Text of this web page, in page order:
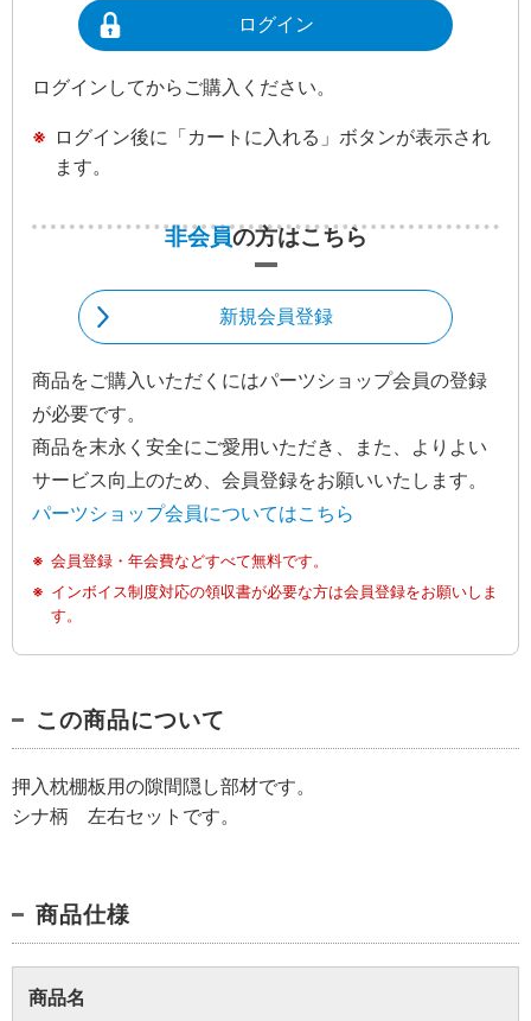
ログイン
ログインしてからご購入ください。
ログイン後に「カートに入れる」ボタンが表示され
ます。
非会員の方はこちら
新規会員登録
商品をご購入いただくにはパーツショップ会員の登録
が必要です。
商品を末永く安全にご愛用いただき、また、よりよい
サービス向上のため、会員登録をお願いいたします。
パーツショップ会員についてはこちら
会員登録・年会費などすべて無料です。
インボイス制度対応の領収書が必要な方は会員登録をお願いしま
す。
この商品について
押入枕棚板用の隙間隠し部材です。
シナ柄 左右セットです。
商品仕様
商品名